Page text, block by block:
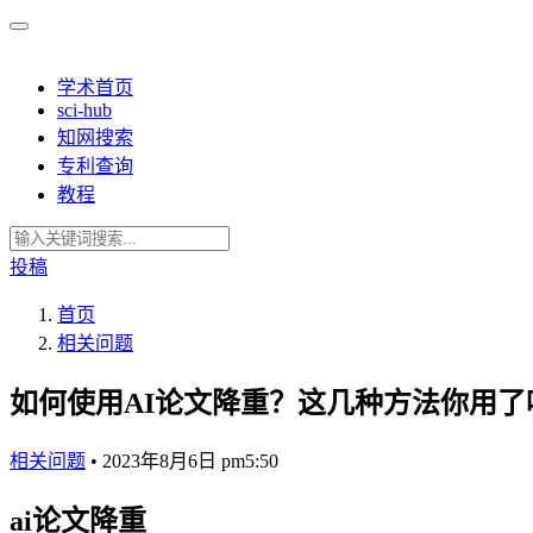
学术首页
sci-hub
知网搜索
专利查询
教程
投稿
首页
相关问题
如何使用AI论文降重？这几种方法你用了
相关问题 • 2023年8月6日 pm5:50
ai论文降重